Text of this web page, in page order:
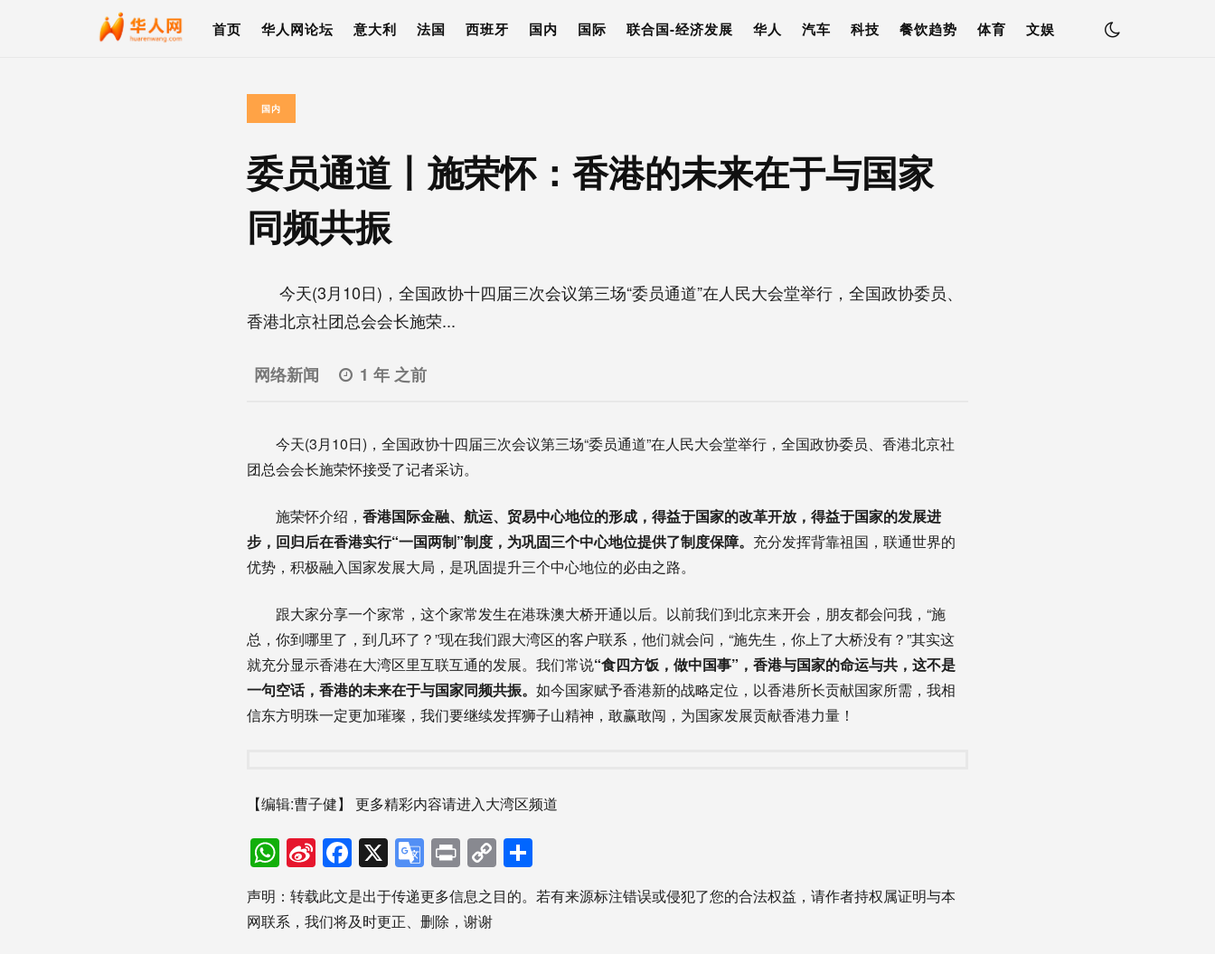
首页 华人网论坛 意大利 法国 西班牙 国内 国际 联合国-经济发展 华人 汽车 科技 餐饮趋势 体育 文娱
国内
委员通道丨施荣怀：香港的未来在于与国家
同频共振
今天(3月10日)，全国政协十四届三次会议第三场“委员通道”在人民大会堂举行，全国政协委员、
香港北京社团总会会长施荣...
网络新闻 1 年 之前
今天(3月10日)，全国政协十四届三次会议第三场“委员通道”在人民大会堂举行，全国政协委员、香港北京社
团总会会长施荣怀接受了记者采访。
施荣怀介绍， 香港国际金融、航运、贸易中心地位的形成，得益于国家的改革开放，得益于国家的发展进
步，回归后在香港实行“一国两制”制度，为巩固三个中心地位提供了制度保障。 充分发挥背靠祖国，联通世界的
优势，积极融入国家发展大局，是巩固提升三个中心地位的必由之路。
跟大家分享一个家常，这个家常发生在港珠澳大桥开通以后。以前我们到北京来开会，朋友都会问我，“施
总，你到哪里了，到几环了？”现在我们跟大湾区的客户联系，他们就会问，“施先生，你上了大桥没有？”其实这
就充分显示香港在大湾区里互联互通的发展。我们常说“食四方饭，做中国事”，香港与国家的命运与共，这不是
一句空话，香港的未来在于与国家同频共振。 如今国家赋予香港新的战略定位，以香港所长贡献国家所需，我相
信东方明珠一定更加璀璨，我们要继续发挥狮子山精神，敢赢敢闯，为国家发展贡献香港力量！
【编辑:曹子健】 更多精彩内容请进入大湾区频道
WhatsApp
Sina
Weibo
Facebook
X Google
Translate
PrintCopy
Link享
声明：转载此文是出于传递更多信息之目的。若有来源标注错误或侵犯了您的合法权益，请作者持权属证明与本
网联系，我们将及时更正、删除，谢谢